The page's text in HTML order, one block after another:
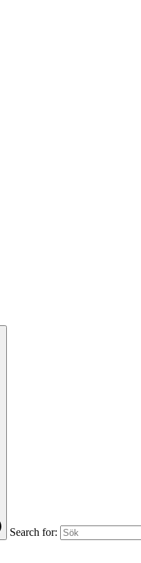
Search for: